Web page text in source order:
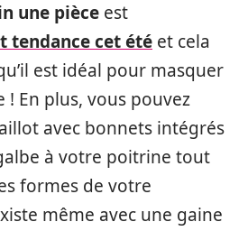
une pièce est
tendance cet été et cela
est idéal pour masquer
En plus, vous pouvez
avec bonnets intégrés
à votre poitrine tout
formes de votre
même avec une gaine